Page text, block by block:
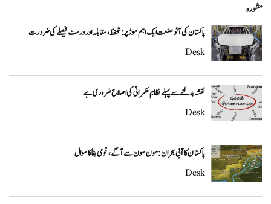
مشورہ
پاکستان کی آٹو صنعت ایک اہم موڑ پر: تحفظ، مقابلہ اور درست فیصلے کی ضرورت
Desk
نقشہ بدلنے سے پہلے نظامِ حکمرانی کی اصلاح ضروری ہے
Desk
پاکستان کا آبی بحران: مون سون سے آگے، قومی بقا کا سوال
Desk